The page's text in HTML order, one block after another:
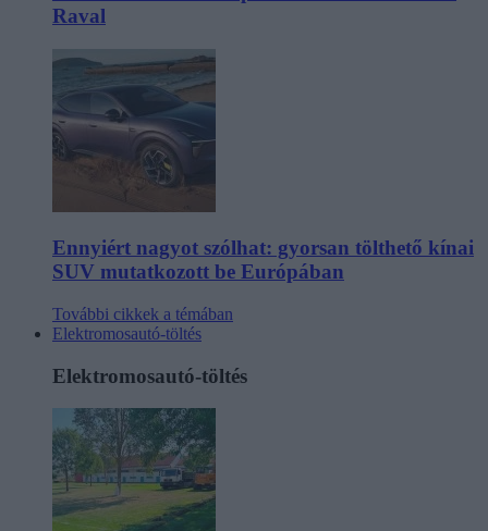
Raval
Ennyiért nagyot szólhat: gyorsan tölthető kínai
SUV mutatkozott be Európában
További cikkek a témában
Elektromosautó-töltés
Elektromosautó-töltés